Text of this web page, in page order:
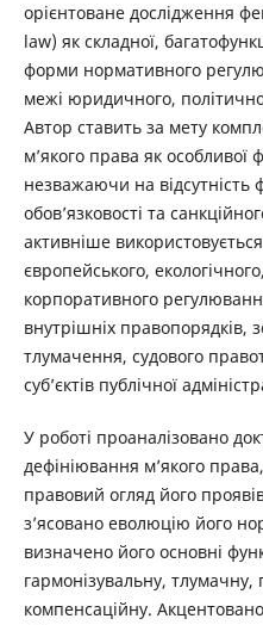
орієнтоване дослідження
law) як складної,
форми нормативного
межі юридичного,
Автор ставить за мету
м’якого права як
незважаючи на
обов’язковості та
активніше
європейського,
корпоративного
внутрішніх правопорядків,
тлумачення, судового
суб’єктів публічної
У роботі проаналізовано
дефініювання м’якого
правовий огляд його
з’ясовано еволюцію його
визначено його основні
гармонізувальну,
компенсаційну.